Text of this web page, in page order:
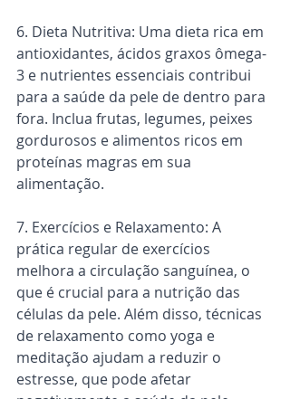
6. Dieta Nutritiva: Uma dieta rica em
antioxidantes, ácidos graxos ômega-
3 e nutrientes essenciais contribui
para a saúde da pele de dentro para
fora. Inclua frutas, legumes, peixes
gordurosos e alimentos ricos em
proteínas magras em sua
alimentação.
7. Exercícios e Relaxamento: A
prática regular de exercícios
melhora a circulação sanguínea, o
que é crucial para a nutrição das
células da pele. Além disso, técnicas
de relaxamento como yoga e
meditação ajudam a reduzir o
estresse, que pode afetar